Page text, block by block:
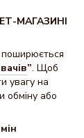
МАГАЗИНІ
поширюється
”. Щоб
увагу на
обміну або